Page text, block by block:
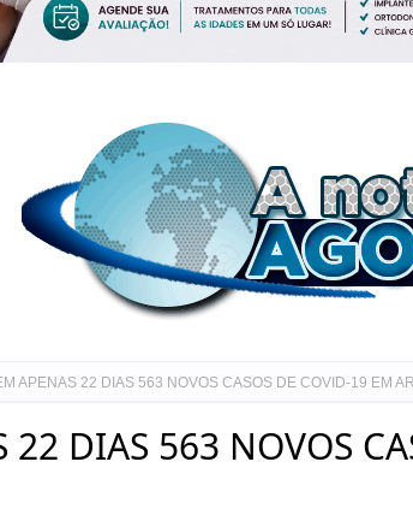
APENAS 22 DIAS 563 NOVOS CASOS DE COVID-19 EM
22 DIAS 563 NOVOS